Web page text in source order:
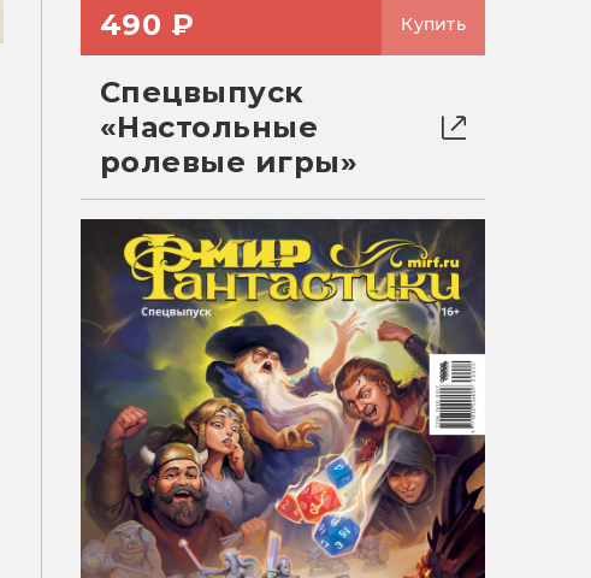
490 ₽ Купить
Спецвыпуск
«Настольные
ролевые игры»